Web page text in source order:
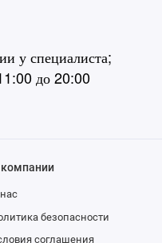
у специалиста;
до 20:00
безопасности
соглашения